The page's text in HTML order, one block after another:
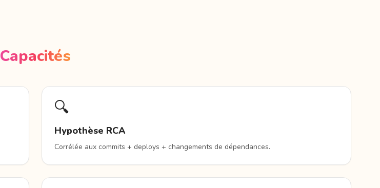
Capacités
🔍
Hypothèse RCA
Corrélée aux commits + deploys + changements de dépendances.